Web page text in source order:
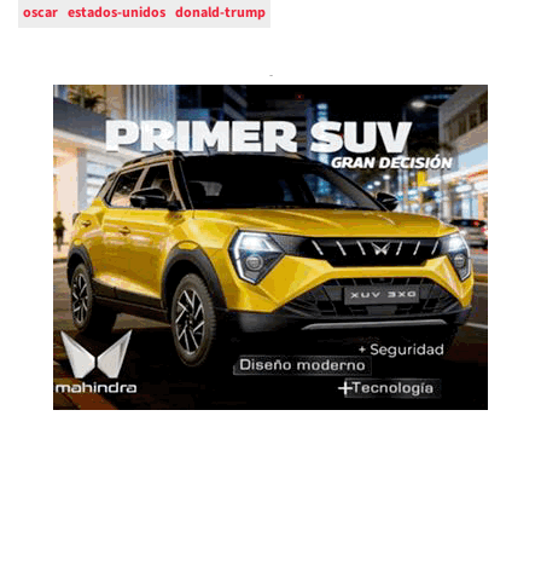
oscar estados-unidos donald-trump